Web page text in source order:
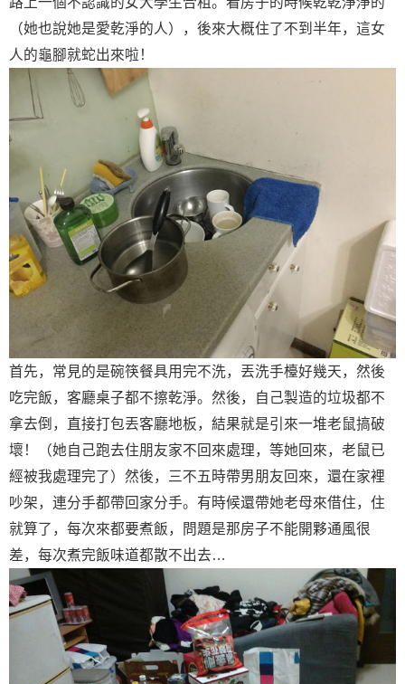
（她也說她是愛乾淨的人），後來大概住了不到半年，這女
人的龜腳就蛇出來啦！
首先，常見的是碗筷餐具用完不洗，丟洗手檯好幾天，然後
吃完飯，客廳桌子都不擦乾淨。然後，自己製造的垃圾都不
拿去倒，直接打包丟客廳地板，結果就是引來一堆老鼠搞破
壞！（她自己跑去住朋友家不回來處理，等她回來，老鼠已
經被我處理完了）然後，三不五時帶男朋友回來，還在家裡
吵架，連分手都帶回家分手。有時候還帶她老母來借住，住
就算了，每次來都要煮飯，問題是那房子不能開夥通風很
差，每次煮完飯味道都散不出去…